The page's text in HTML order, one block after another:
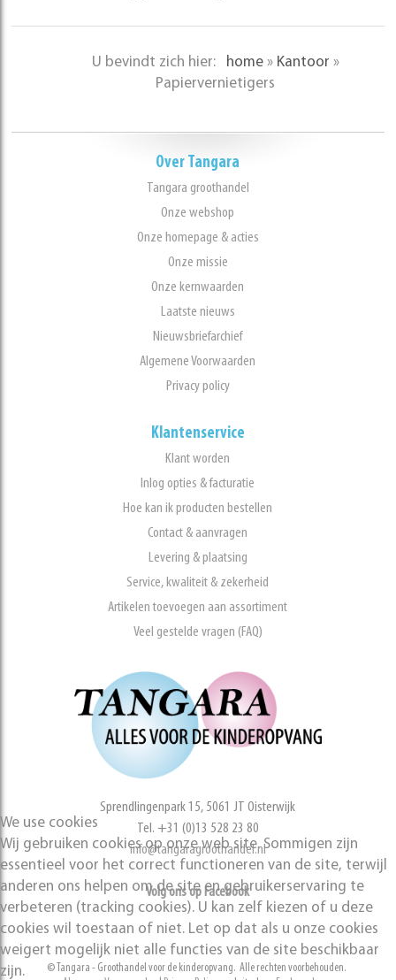
U bevindt zich hier: home » Kantoor »
Papiervernietigers
Over Tangara
Tangara groothandel
Onze webshop
Onze homepage & acties
Onze missie
Onze kernwaarden
Laatste nieuws
Nieuwsbriefarchief
Algemene Voorwaarden
Privacy policy
Klantenservice
Klant worden
Inlog opties & facturatie
Hoe kan ik producten bestellen
Contact & aanvragen
Levering & plaatsing
Service, kwaliteit & zekerheid
Artikelen toevoegen aan assortiment
Veel gestelde vragen (FAQ)
Sprendlingenpark 15, 5061 JT Oisterwijk
Tel. +31 (0)13 528 23 80
info@tangaragroothandel.nl
Volg ons op Facebook
© Tangara - Groothandel voor de kinderopvang. Alle rechten voorbehouden.
We use cookies
Wij gebruiken cookies op onze web site. Sommigen zijn
essentieel voor het correct functioneren van de site, terwijl
anderen ons helpen om de site en gebruikerservaring te
verbeteren (tracking cookies). U kan zelf kiezen of u deze
cookies wil toestaan of niet. Let op dat als u onze cookies
weigert mogelijk niet alle functies van de site beschikbaar
zijn.